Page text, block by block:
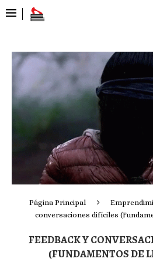
Página Principal
conversaciones difíciles
FEEDBACK Y
(FUNDAMENTOS DE